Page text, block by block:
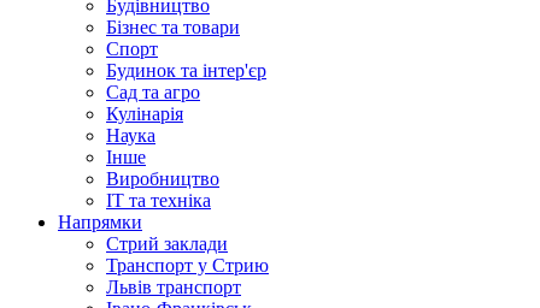
Будівництво
Бізнес та товари
Спорт
Будинок та інтер'єр
Сад та агро
Кулінарія
Наука
Інше
Виробництво
IT та техніка
Напрямки
Стрий заклади
Транспорт у Стрию
Львів транспорт